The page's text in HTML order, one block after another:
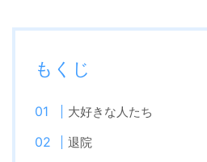
もくじ
大好きな人たち
退院